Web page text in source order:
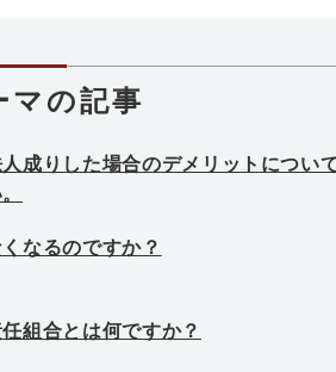
マの記事
成りした場合のデメリットについ
なるのですか？
組合とは何ですか？